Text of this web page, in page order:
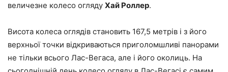
величезне колесо огляду Хай Роллер.
Висота колеса оглядів становить 167,5 метрів і з його
верхньої точки відкриваються приголомшливі панорами
не тільки всього Лас-Вегаса, але і його околиць. На